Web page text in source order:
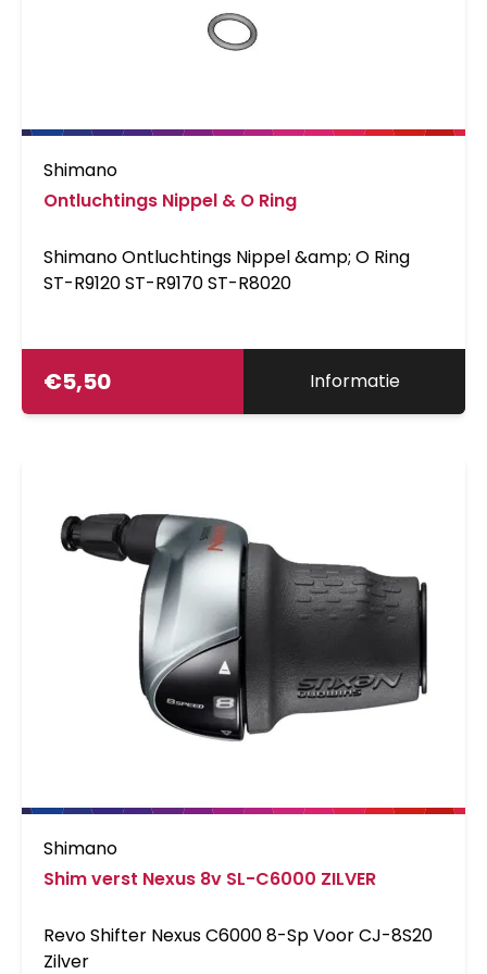
Shimano
Ontluchtings Nippel & O Ring
Shimano Ontluchtings Nippel &amp; O Ring
ST-R9120 ST-R9170 ST-R8020
€5,50 Informatie
Shimano
Shim verst Nexus 8v SL-C6000 ZILVER
Revo Shifter Nexus C6000 8-Sp Voor CJ-8S20
Zilver